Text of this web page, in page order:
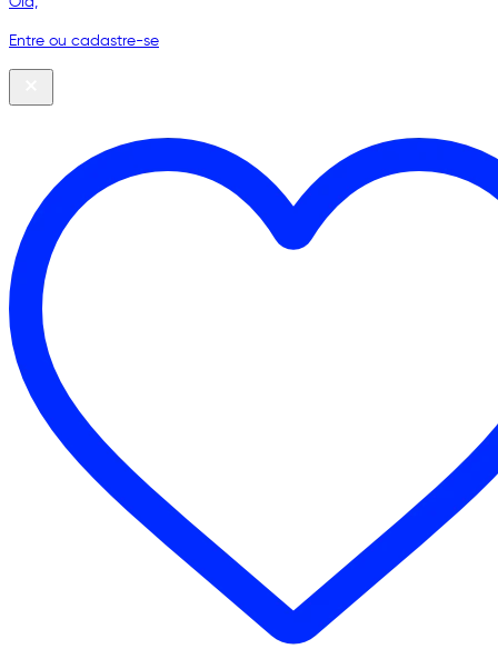
Entre ou cadastre-se